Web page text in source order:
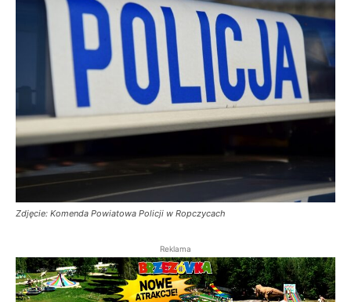
Zdjęcie: Komenda Powiatowa Policji w Ropczycach
Reklama